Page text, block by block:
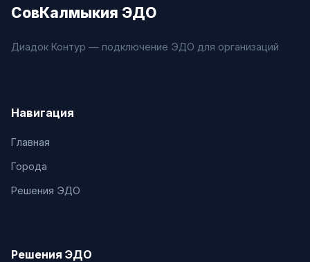
СовКалмыкия ЭДО
Диадок Контур — подключение ЭДО для организаций
Навигация
Главная
Города
Решения ЭДО
Решения ЭДО